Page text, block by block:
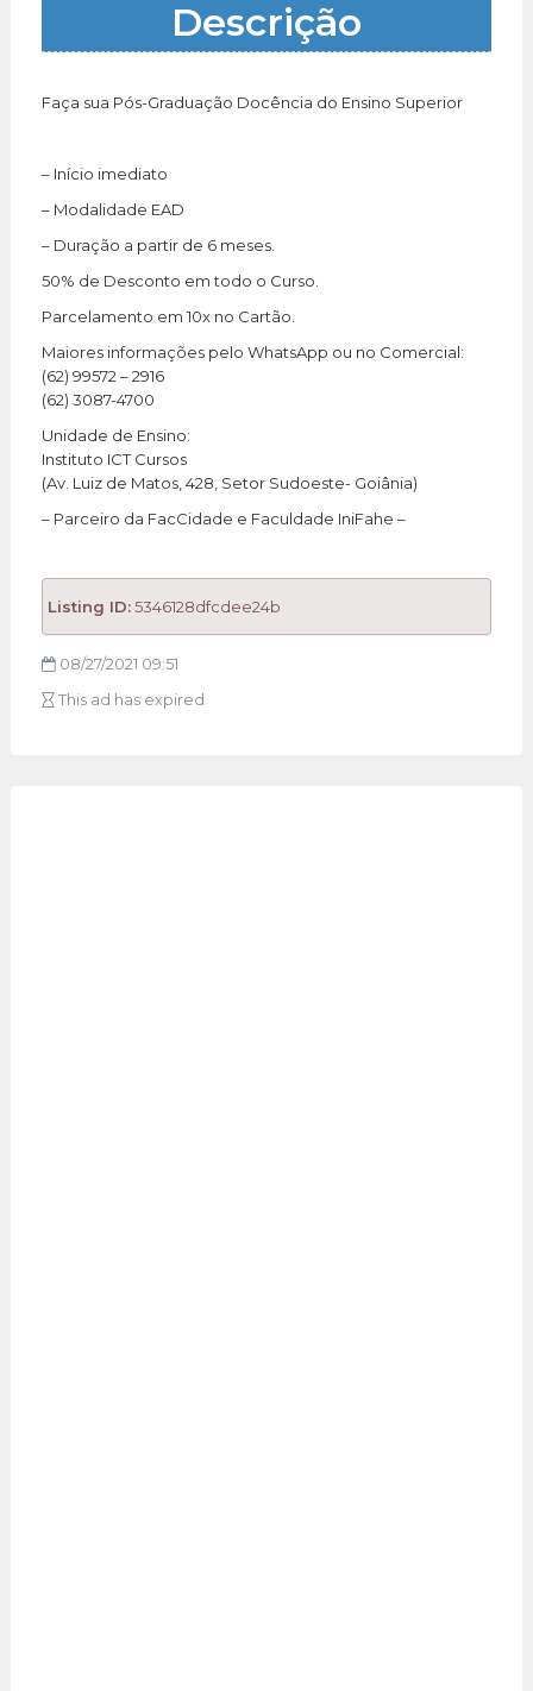
Descrição
Faça sua Pós-Graduação Docência do Ensino Superior
– Início imediato
– Modalidade EAD
– Duração a partir de 6 meses.
50% de Desconto em todo o Curso.
Parcelamento em 10x no Cartão.
Maiores informações pelo WhatsApp ou no Comercial:
(62) 99572 – 2916
(62) 3087-4700
Unidade de Ensino:
Instituto ICT Cursos
(Av. Luiz de Matos, 428, Setor Sudoeste- Goiânia)
– Parceiro da FacCidade e Faculdade IniFahe –
Listing ID:5346128dfcdee24b
08/27/2021 09:51
This ad has expired